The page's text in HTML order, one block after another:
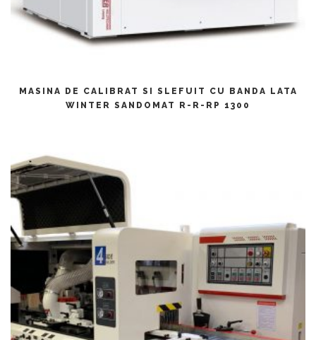
MASINA DE CALIBRAT SI SLEFUIT CU BANDA LATA
WINTER SANDOMAT R-R-RP 1300